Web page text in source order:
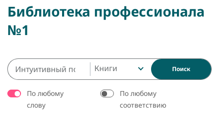
Библиотека профессионала
№1
Книги Поиск
По любому
слову
По любому
соответствию